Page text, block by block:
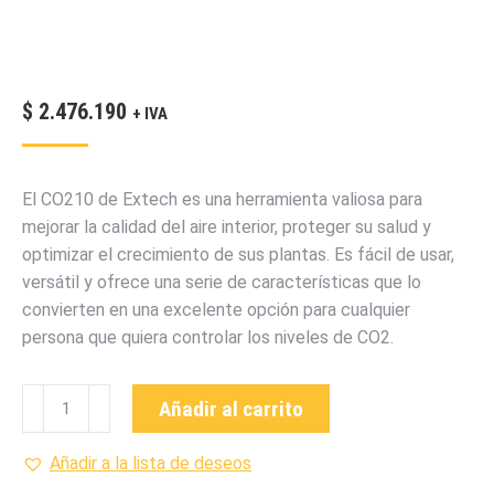
$ 2.476.190 + IVA
El CO210 de Extech es una herramienta valiosa para
mejorar la calidad del aire interior, proteger su salud y
optimizar el crecimiento de sus plantas. Es fácil de usar,
versátil y ofrece una serie de características que lo
convierten en una excelente opción para cualquier
persona que quiera controlar los niveles de CO2.
CO210
DE
Añadir al carrito
Añadir a la lista de deseos